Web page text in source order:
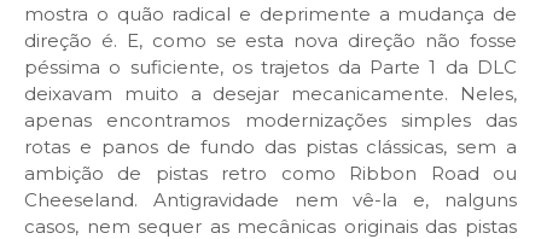
mostra o quão radical e deprimente a mudança de
direção é. E, como se esta nova direção não fosse
péssima o suficiente, os trajetos da Parte 1 da DLC
deixavam muito a desejar mecanicamente. Neles,
apenas encontramos modernizações simples das
rotas e panos de fundo das pistas clássicas, sem a
ambição de pistas retro como Ribbon Road ou
Cheeseland. Antigravidade nem vê-la e, nalguns
casos, nem sequer as mecânicas originais das pistas